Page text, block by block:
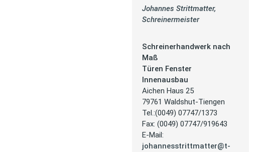
Johannes Strittmatter,
Schreinermeister
Schreinerhandwerk nach
Maß
Türen Fenster
Innenausbau
Aichen Haus 25
79761 Waldshut-Tiengen
Tel.:(0049) 07747/1373
Fax: (0049) 07747/919643
E-Mail:
johannesstrittmatter@t-